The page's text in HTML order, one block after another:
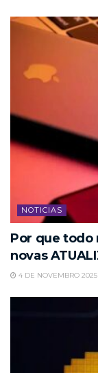
NOTICIAS
Por que todo
novas
4 DE NOVEMBRO 2025